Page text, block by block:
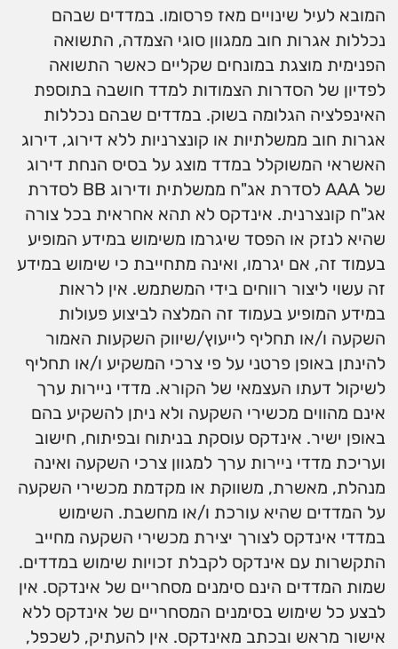
המובא לעיל שינויים מאז פרסומו. במדדים שבהם
נכללות אגרות חוב ממגוון סוגי הצמדה, התשואה
הפנימית מוצגת במונחים שקליים כאשר התשואה
לפדיון של הסדרות הצמודות למדד חושבה בתוספת
האינפלציה הגלומה בשוק. במדדים שבהם נכללות
אגרות חוב ממשלתיות או קונצרניות ללא דירוג, דירוג
האשראי המשוקלל במדד מוצג על בסיס הנחת דירוג
של AAA לסדרת אג"ח ממשלתית ודירוג BB לסדרת
אג"ח קונצרנית. אינדקס לא תהא אחראית בכל צורה
שהיא לנזק או הפסד שיגרמו משימוש במידע המופיע
בעמוד זה, אם יגרמו, ואינה מתחייבת כי שימוש במידע
זה עשוי ליצור רווחים בידי המשתמש. אין לראות
במידע המופיע בעמוד זה המלצה לביצוע פעולות
השקעה ו/או תחליף לייעוץ/שיווק השקעות האמור
להינתן באופן פרטני על פי צרכי המשקיע ו/או תחליף
לשיקול דעתו העצמאי של הקורא. מדדי ניירות ערך
אינם מהווים מכשירי השקעה ולא ניתן להשקיע בהם
באופן ישיר. אינדקס עוסקת בניתוח ובפיתוח, חישוב
ועריכת מדדי ניירות ערך למגוון צרכי השקעה ואינה
מנהלת, מאשרת, משווקת או מקדמת מכשירי השקעה
על המדדים שהיא עורכת ו/או מחשבת. השימוש
במדדי אינדקס לצורך יצירת מכשירי השקעה מחייב
התקשרות עם אינדקס לקבלת זכויות שימוש במדדים.
שמות המדדים הינם סימנים מסחריים של אינדקס. אין
לבצע כל שימוש בסימנים המסחריים של אינדקס ללא
אישור מראש ובכתב מאינדקס. אין להעתיק, לשכפל,